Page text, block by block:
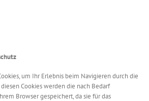
um Ihr Erlebnis beim Navigieren durch die
Cookies werden die nach Bedarf
Browser gespeichert, da sie für das